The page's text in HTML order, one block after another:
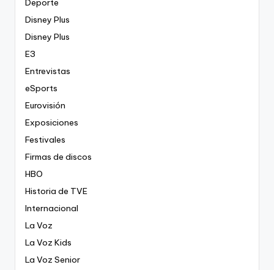
Deporte
Disney Plus
Disney Plus
E3
Entrevistas
eSports
Eurovisión
Exposiciones
Festivales
Firmas de discos
HBO
Historia de TVE
Internacional
La Voz
La Voz Kids
La Voz Senior